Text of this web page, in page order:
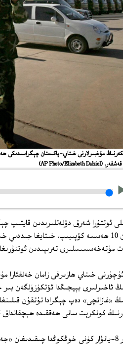
(AP Photo/Elizabeth Dalziel)
يىلى ئوتتۇرا شەرق دۆلەتلىرىدىن قايتىپ
يىلقىدىن 10 ھەسسە كۆپىيىپ، خىتايغا
مۇتەخەسسىسلىرى تەرىپىدىن
خىتاي ھازىرقى زامان خەلقئارا
ئاخىرلىرى بېيجىڭدا ئۆتكۈزۈلگەن بىر
كونكرېت سانى ھەققىدە
بۇ خەۋەر 8‏-يانۋار كۈنى خوڭكوڭدا